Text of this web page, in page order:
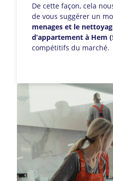
De cette façon, cela
de vous suggérer un
menages et le
d’appartement à Hem
compétitifs du marché.